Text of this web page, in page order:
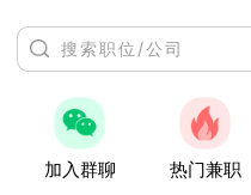
加入群聊 热门兼职